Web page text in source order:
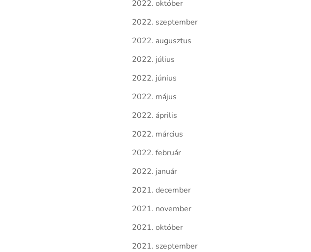
2022. október
2022. szeptember
2022. augusztus
2022. július
2022. június
2022. május
2022. április
2022. március
2022. február
2022. január
2021. december
2021. november
2021. október
2021. szeptember